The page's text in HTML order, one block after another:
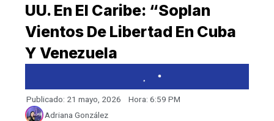
UU. En El Caribe: “Soplan
Vientos De Libertad En Cuba
Y Venezuela
Publicado: 21 mayo, 2026 Hora: 6:59 PM
Adriana González